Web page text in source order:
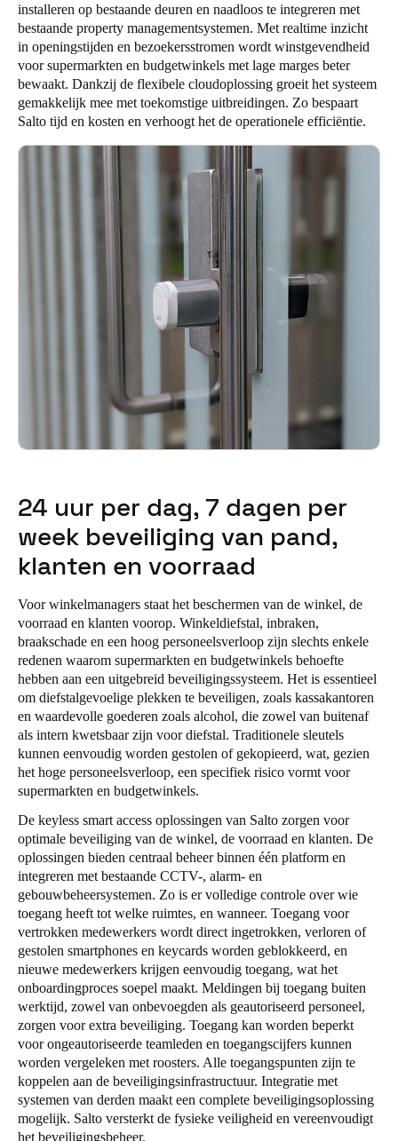
installeren op bestaande deuren en naadloos te integreren met
bestaande property managementsystemen. Met realtime inzicht
in openingstijden en bezoekersstromen wordt winstgevendheid
voor supermarkten en budgetwinkels met lage marges beter
bewaakt. Dankzij de flexibele cloudoplossing groeit het systeem
gemakkelijk mee met toekomstige uitbreidingen. Zo bespaart
Salto tijd en kosten en verhoogt het de operationele efficiëntie.
24 uur per dag, 7 dagen per
week beveiliging van pand,
klanten en voorraad
Voor winkelmanagers staat het beschermen van de winkel, de
voorraad en klanten voorop. Winkeldiefstal, inbraken,
braakschade en een hoog personeelsverloop zijn slechts enkele
redenen waarom supermarkten en budgetwinkels behoefte
hebben aan een uitgebreid beveiligingssysteem. Het is essentieel
om diefstalgevoelige plekken te beveiligen, zoals kassakantoren
en waardevolle goederen zoals alcohol, die zowel van buitenaf
als intern kwetsbaar zijn voor diefstal. Traditionele sleutels
kunnen eenvoudig worden gestolen of gekopieerd, wat, gezien
het hoge personeelsverloop, een specifiek risico vormt voor
supermarkten en budgetwinkels.
De keyless smart access oplossingen van Salto zorgen voor
optimale beveiliging van de winkel, de voorraad en klanten. De
oplossingen bieden centraal beheer binnen één platform en
integreren met bestaande CCTV-, alarm- en
gebouwbeheersystemen. Zo is er volledige controle over wie
toegang heeft tot welke ruimtes, en wanneer. Toegang voor
vertrokken medewerkers wordt direct ingetrokken, verloren of
gestolen smartphones en keycards worden geblokkeerd, en
nieuwe medewerkers krijgen eenvoudig toegang, wat het
onboardingproces soepel maakt. Meldingen bij toegang buiten
werktijd, zowel van onbevoegden als geautoriseerd personeel,
zorgen voor extra beveiliging. Toegang kan worden beperkt
voor ongeautoriseerde teamleden en toegangscijfers kunnen
worden vergeleken met roosters. Alle toegangspunten zijn te
koppelen aan de beveiligingsinfrastructuur. Integratie met
systemen van derden maakt een complete beveiligingsoplossing
mogelijk. Salto versterkt de fysieke veiligheid en vereenvoudigt
het beveiligingsbeheer.